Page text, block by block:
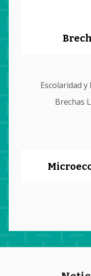
Escolaridad
Brechas